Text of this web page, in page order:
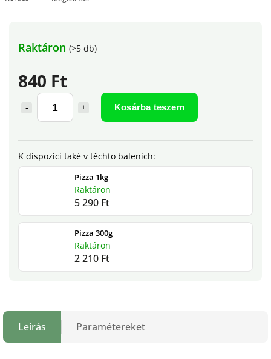
840 Ft
Kosárba teszem
Pizza 1kg
Raktáron
5 290 Ft
Pizza 300g
Raktáron
2 210 Ft
Raktáron (>5 db)
Leírás Paramétereket